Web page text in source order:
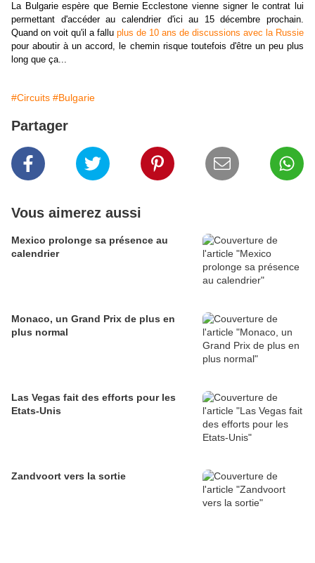
La Bulgarie espère que Bernie Ecclestone vienne signer le contrat lui
permettant d'accéder au calendrier d'ici au 15 décembre prochain.
Quand on voit qu'il a fallu plus de 10 ans de discussions avec la Russie
pour aboutir à un accord, le chemin risque toutefois d'être un peu plus
long que ça...
#Circuits #Bulgarie
Partager
Vous aimerez aussi
Mexico prolonge sa présence au
calendrier
Monaco, un Grand Prix de plus en
plus normal
Las Vegas fait des efforts pour les
Etats-Unis
Zandvoort vers la sortie